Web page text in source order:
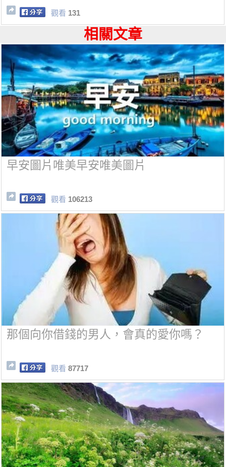
觀看 131
相關文章
早安圖片唯美早安唯美圖片
觀看 106213
那個向你借錢的男人，會真的愛你嗎？
觀看 87717